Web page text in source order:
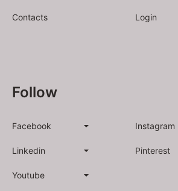
Contacts Login
Follow
Facebook Instagram
Linkedin Pinterest
Youtube